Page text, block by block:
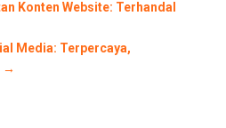
Konten Website: Terhandal
Media: Terpercaya,
→